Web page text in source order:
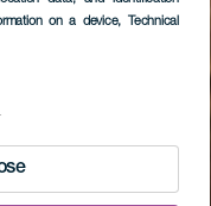
on a device, Technical